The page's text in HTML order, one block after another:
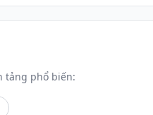
tảng phổ biến: